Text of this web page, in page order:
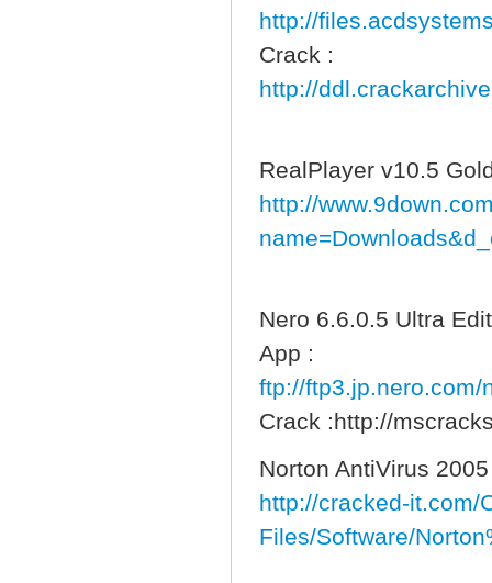
http://
Crack :
http://
RealPlayer v10.5
http://
Nero 6.6.0.5 Ultra
App :
ftp://ftp3.jp.nero.com/
Crack :http://
Norton AntiVirus 2005
http://cracked-it.com/
Files/Software/